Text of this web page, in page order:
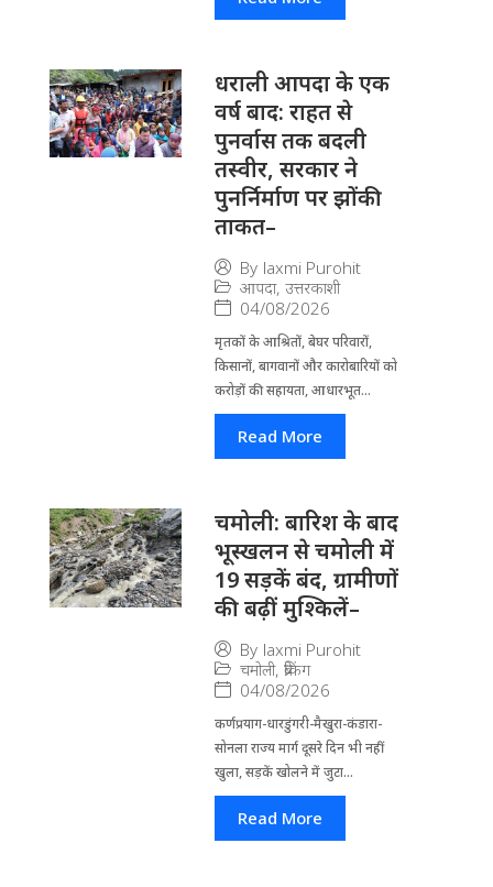
धराली आपदा के एक
वर्ष बाद: राहत से
पुनर्वास तक बदली
तस्वीर, सरकार ने
पुनर्निर्माण पर झोंकी
ताकत–
By laxmi Purohit
आपदा, उत्तरकाशी
04/08/2026
मृतकों के आश्रितों, बेघर परिवारों,
किसानों, बागवानों और कारोबारियों को
करोड़ों की सहायता, आधारभूत...
Read More
चमोली: बारिश के बाद
भूस्खलन से चमोली में
19 सड़कें बंद, ग्रामीणों
की बढ़ीं मुश्किलें–
By laxmi Purohit
चमोली, ब्रेकिंग
04/08/2026
कर्णप्रयाग-धारडुंगरी-मैखुरा-कंडारा-
सोनला राज्य मार्ग दूसरे दिन भी नहीं
खुला, सड़कें खोलने में जुटा...
Read More